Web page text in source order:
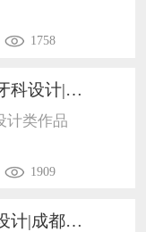
1758
成都口腔牙科设计|成都牙科诊所装修1702
计类作品
1909
成都牙科设计|成都口腔牙科诊所医院1702